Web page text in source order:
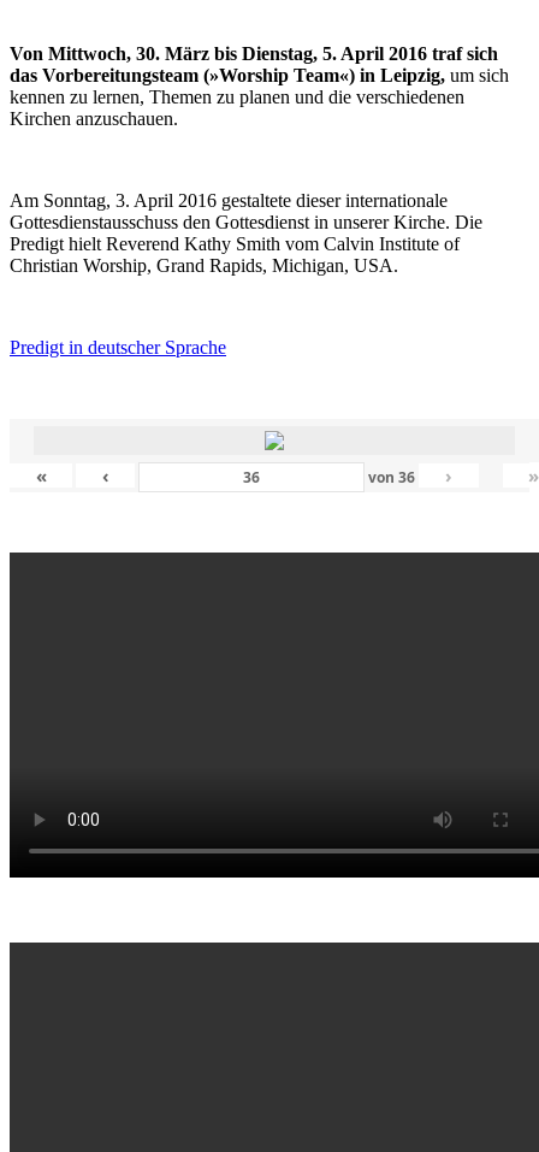
Von Mittwoch, 30. März bis Dienstag, 5. April 2016 traf sich
das Vorbereitungsteam (»Worship Team«) in Leipzig, um sich
kennen zu lernen, Themen zu planen und die verschiedenen
Kirchen anzuschauen.
Am Sonntag, 3. April 2016 gestaltete dieser internationale
Gottesdienstausschuss den Gottesdienst in unserer Kirche. Die
Predigt hielt Reverend Kathy Smith vom Calvin Institute of
Christian Worship, Grand Rapids, Michigan, USA.
Predigt in deutscher Sprache
« ‹ von36 › »